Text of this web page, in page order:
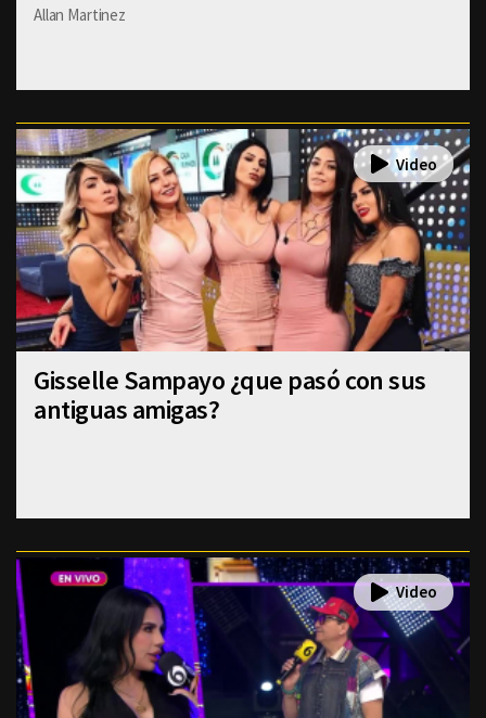
Allan Martinez
Gisselle Sampayo ¿que pasó con sus
antiguas amigas?